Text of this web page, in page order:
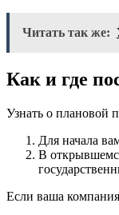
Читать так же:
Как и где
Узнать о плановой
Для начала
В
Если ваша